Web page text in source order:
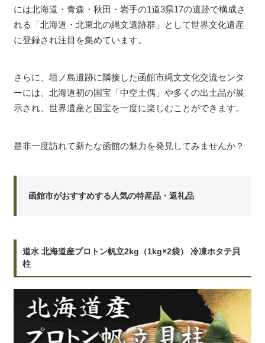
には北海道・青森・秋田・岩手の1道3県17の遺跡で構成さ
れる「北海道・北東北の縄文遺跡群」として世界文化遺産
に登録され注目を集めています。
さらに、垣ノ島遺跡に隣接した函館市縄文文化交流センタ
ーには、北海道初の国宝「中空土偶」や多くの出土品が展
示され、世界遺産と国宝を一度に楽しむことができます。
是非一度訪れて新たな函館の魅力を発見してみませんか？
函館市がおすすめする人気の特産品・返礼品
道水 北海道産プロトン帆立2kg（1kg×2袋） 冷凍ホタテ貝
柱